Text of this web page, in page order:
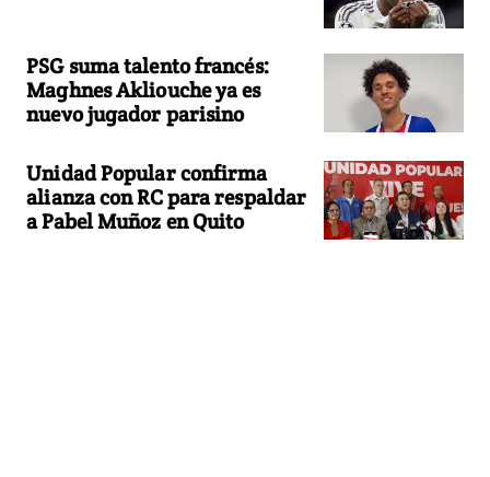
PSG suma talento francés:
Maghnes Akliouche ya es
nuevo jugador parisino
Unidad Popular confirma
alianza con RC para respaldar
a Pabel Muñoz en Quito